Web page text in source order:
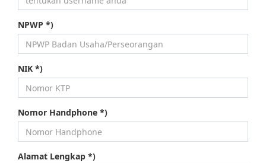
NPWP *)
NIK *)
Nomor Handphone *)
Alamat Lengkap *)